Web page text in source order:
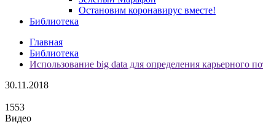
Остановим коронавирус вместе!
Библиотека
Главная
Библиотека
Использование big data для определения карьерного
30.11.2018
1553
Видео